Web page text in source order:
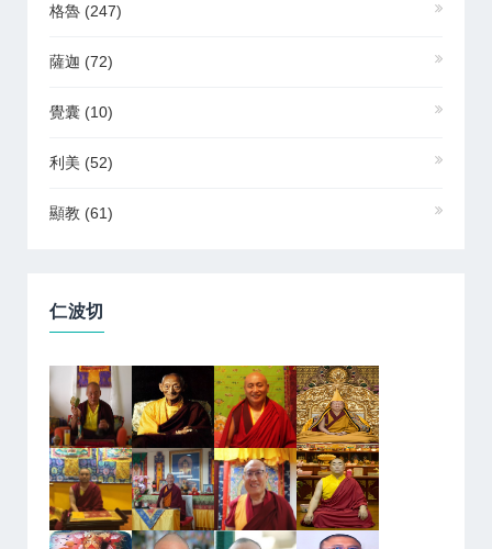
格魯 (247)
薩迦 (72)
覺囊 (10)
利美 (52)
顯教 (61)
仁波切